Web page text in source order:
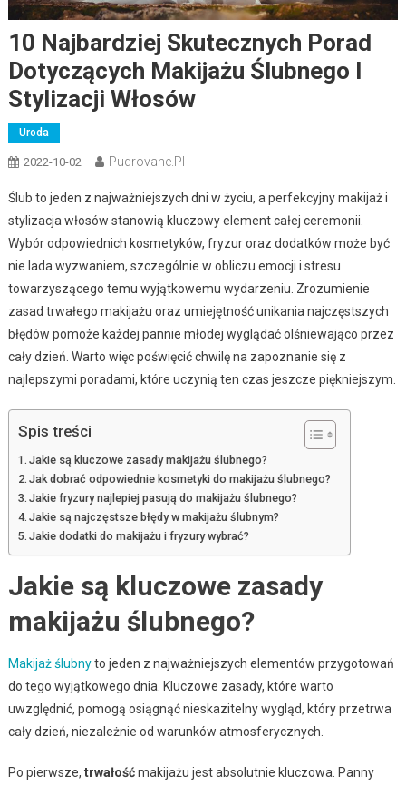
10 Najbardziej Skutecznych Porad
Dotyczących Makijażu Ślubnego I
Stylizacji Włosów
Uroda
2022-10-02 Pudrovane.pl
Ślub to jeden z najważniejszych dni w życiu, a perfekcyjny makijaż i
stylizacja włosów stanowią kluczowy element całej ceremonii.
Wybór odpowiednich kosmetyków, fryzur oraz dodatków może być
nie lada wyzwaniem, szczególnie w obliczu emocji i stresu
towarzyszącego temu wyjątkowemu wydarzeniu. Zrozumienie
zasad trwałego makijażu oraz umiejętność unikania najczęstszych
błędów pomoże każdej pannie młodej wyglądać olśniewająco przez
cały dzień. Warto więc poświęcić chwilę na zapoznanie się z
najlepszymi poradami, które uczynią ten czas jeszcze piękniejszym.
Spis treści
Jakie są kluczowe zasady makijażu ślubnego?
Jak dobrać odpowiednie kosmetyki do makijażu ślubnego?
Jakie fryzury najlepiej pasują do makijażu ślubnego?
Jakie są najczęstsze błędy w makijażu ślubnym?
Jakie dodatki do makijażu i fryzury wybrać?
Jakie są kluczowe zasady
makijażu ślubnego?
Makijaż ślubnyto jeden z najważniejszych elementów przygotowań
do tego wyjątkowego dnia. Kluczowe zasady, które warto
uwzględnić, pomogą osiągnąć nieskazitelny wygląd, który przetrwa
cały dzień, niezależnie od warunków atmosferycznych.
Po pierwsze, trwałośćmakijażu jest absolutnie kluczowa. Panny